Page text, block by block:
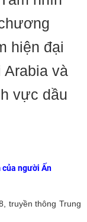
hiện đại
Arabia và
vực dầu
người Ấn
truyền thông Trung